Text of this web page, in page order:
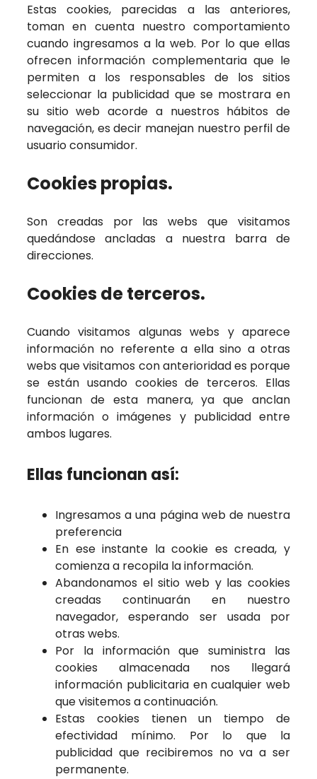
Estas cookies, parecidas a las anteriores,
toman en cuenta nuestro comportamiento
cuando ingresamos a la web. Por lo que ellas
ofrecen información complementaria que le
permiten a los responsables de los sitios
seleccionar la publicidad que se mostrara en
su sitio web acorde a nuestros hábitos de
navegación, es decir manejan nuestro perfil de
usuario consumidor.
Cookies propias.
Son creadas por las webs que visitamos
quedándose ancladas a nuestra barra de
direcciones.
Cookies de terceros.
Cuando visitamos algunas webs y aparece
información no referente a ella sino a otras
webs que visitamos con anterioridad es porque
se están usando cookies de terceros. Ellas
funcionan de esta manera, ya que anclan
información o imágenes y publicidad entre
ambos lugares.
Ellas funcionan así:
Ingresamos a una página web de nuestra
preferencia
En ese instante la cookie es creada, y
comienza a recopila la información.
Abandonamos el sitio web y las cookies
creadas continuarán en nuestro
navegador, esperando ser usada por
otras webs.
Por la información que suministra las
cookies almacenada nos llegará
información publicitaria en cualquier web
que visitemos a continuación.
Estas cookies tienen un tiempo de
efectividad mínimo. Por lo que la
publicidad que recibiremos no va a ser
permanente.